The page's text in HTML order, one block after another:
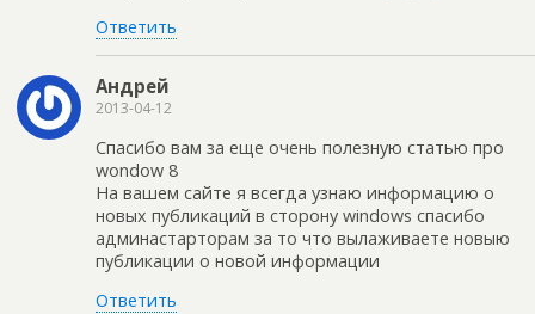
Ответить
Андрей
2013-04-12
Спасибо вам за еще очень полезную статью про
wondow 8
На вашем сайте я всегда узнаю информацию о
новых публикаций в сторону windows спасибо
админастарторам за то что вылаживаете новыю
публикации о новой информации
Ответить